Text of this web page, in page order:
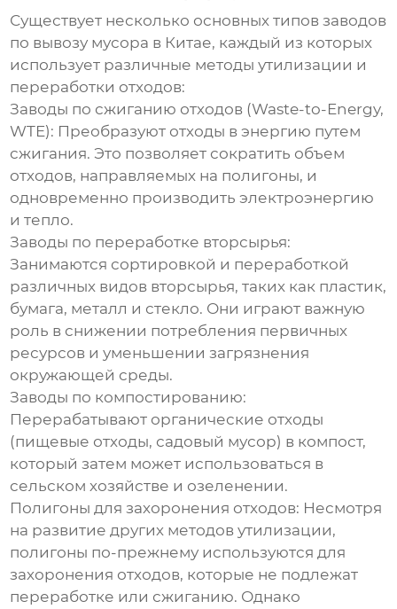
Существует несколько основных типовзаводов
по вывозу мусора в Китае, каждый из которых
использует различные методы утилизации и
переработки отходов:
Заводы по сжиганию отходов (Waste-to-Energy,
WTE): Преобразуют отходы в энергию путем
сжигания. Это позволяет сократить объем
отходов, направляемых на полигоны, и
одновременно производить электроэнергию
и тепло.
Заводы по переработке вторсырья:
Занимаются сортировкой и переработкой
различных видов вторсырья, таких как пластик,
бумага, металл и стекло. Они играют важную
роль в снижении потребления первичных
ресурсов и уменьшении загрязнения
окружающей среды.
Заводы по компостированию:
Перерабатывают органические отходы
(пищевые отходы, садовый мусор) в компост,
который затем может использоваться в
сельском хозяйстве и озеленении.
Полигоны для захоронения отходов: Несмотря
на развитие других методов утилизации,
полигоны по-прежнему используются для
захоронения отходов, которые не подлежат
переработке или сжиганию. Однако